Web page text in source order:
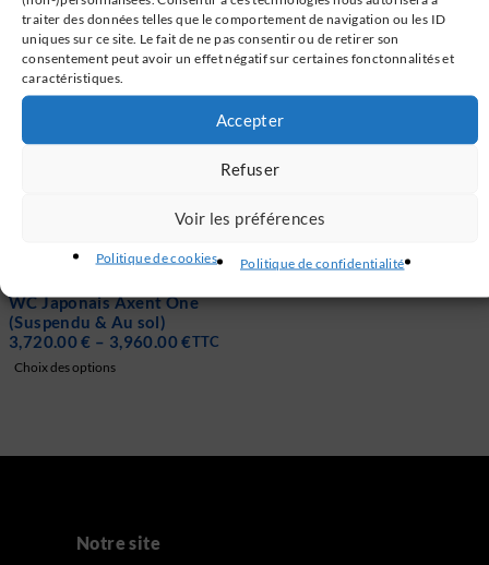
traiter des données telles que le comportement de navigation ou les ID
uniques sur ce site. Le fait de ne pas consentir ou de retirer son
consentement peut avoir un effet négatif sur certaines fonctonnalités et
caractéristiques.
Accepter
Refuser
Voir les préférences
Politique de cookies Politique de confidentialité
Ajouter au panier Choix des options
RUPTURE DE STOCK
WC Japonais Axent One
(Suspendu & Au sol)
3,720.00€ – 3,960.00€TTC
Choix des options
Notre site